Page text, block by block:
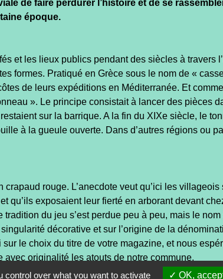
de faire perdurer l’histoire et de se
époque.
et les lieux publics pendant des siècles à travers
formes. Pratiqué en Grèce sous le nom de «
de leurs expéditions en Méditerranée. Et
». Le principe consistait à lancer des pièces
sur la barrique. A la fin du XIXe siècle, le
à la gueule ouverte. Dans d’autres régions ou
crapaud rouge. L’anecdote veut qu’ici les
qu’ils exposaient leur fierté en arborant devant
tradition du jeu s’est perdue peu à peu, mais le
singularité décorative et sur l’origine de la
le choix du titre de votre magazine, et nous
avec originalité les atouts de notre commune.
over what you want to activate OK, accept